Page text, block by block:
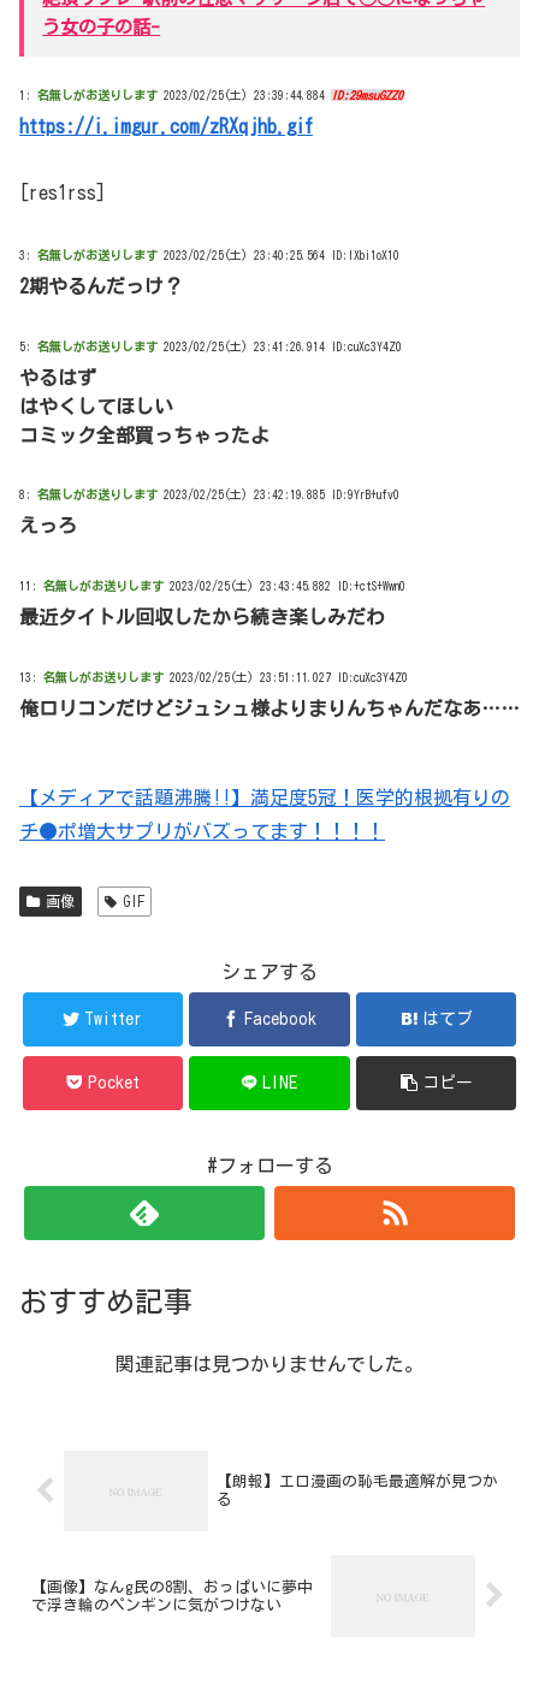
う女の子の話-
1: 名無しがお送りします 2023/02/25(土) 23:39:44.884 ID:29msuGZZ0
https://i.imgur.com/zRXqjhb.gif
[res1rss]
3: 名無しがお送りします 2023/02/25(土) 23:40:25.564 ID:IXbi1oX10
2期やるんだっけ？
5: 名無しがお送りします 2023/02/25(土) 23:41:26.914 ID:cuXc3Y4Z0
やるはず
はやくしてほしい
コミック全部買っちゃったよ
8: 名無しがお送りします 2023/02/25(土) 23:42:19.885 ID:9YrB+ufv0
えっろ
11: 名無しがお送りします 2023/02/25(土) 23:43:45.882 ID:+ctS+Wwn0
最近タイトル回収したから続き楽しみだわ
13: 名無しがお送りします 2023/02/25(土) 23:51:11.027 ID:cuXc3Y4Z0
俺ロリコンだけどジュシュ様よりまりんちゃんだなあ……
【メディアで話題沸騰!!】満足度5冠！医学的根拠有りの
チ●ポ増大サプリがバズってます！！！！
画像 GIF
シェアする
Twitter Facebook はてブ
Pocket LINE コピー
#フォローする
おすすめ記事
関連記事は見つかりませんでした。
【朗報】エロ漫画の恥毛最適解が見つか
る
【画像】なんg民の8割、おっぱいに夢中
で浮き輪のペンギンに気がつけない